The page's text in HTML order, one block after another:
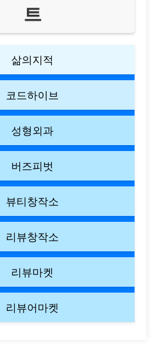
트
삶의지적
코드하이브
성형외과
버즈피벗
뷰티창작소
리뷰창작소
리뷰마켓
리뷰어마켓